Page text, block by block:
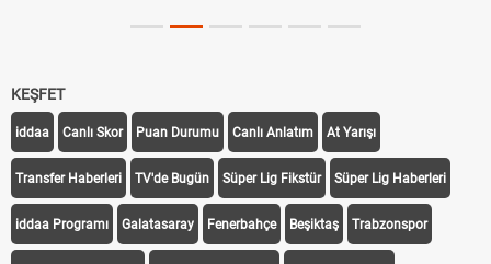
KEŞFET
iddaa Canlı Skor Puan Durumu Canlı Anlatım At Yarışı
Transfer Haberleri TV'de Bugün Süper Lig Fikstür Süper Lig Haberleri
iddaa Programı Galatasaray Fenerbahçe Beşiktaş Trabzonspor